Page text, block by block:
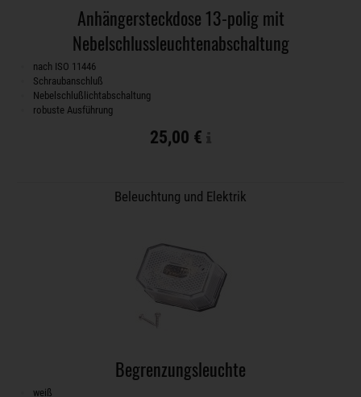
Anhängersteckdose 13-polig mit
Nebelschlussleuchtenabschaltung
nach ISO 11446
Schraubanschluß
Nebelschlußlichtabschaltung
robuste Ausführung
25,00 €
Beleuchtung und Elektrik
Begrenzungsleuchte
weiß